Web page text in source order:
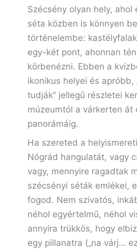
Szécsény olyan hely, ahol
séta közben is könnyen
történelembe:
egy-két pont, ahonnan
körbenézni. Ebben a
ikonikus helyei és apróbb,
tudják” jellegű részletei
múzeumtól a várkerten át
panorámáig.
Ha szereted a
Nógrád hangulatát, vagy
vagy, mennyire ragadtak
szécsényi séták emlékei,
fogod. Nem szivatós,
néhol egyértelmű, néhol
annyira trükkös, hogy
egy pillanatra („na várj…